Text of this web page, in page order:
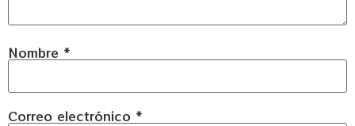
Nombre *
Correo electrónico *